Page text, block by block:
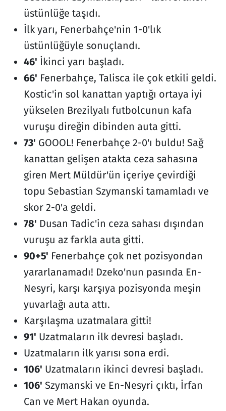
üstünlüğe taşıdı.
İlk yarı, Fenerbahçe'nin 1-0'lık
üstünlüğüyle sonuçlandı.
46' İkinci yarı başladı.
66' Fenerbahçe, Talisca ile çok etkili geldi.
Kostic'in sol kanattan yaptığı ortaya iyi
yükselen Brezilyalı futbolcunun kafa
vuruşu direğin dibinden auta gitti.
73' GOOOL! Fenerbahçe 2-0'ı buldu! Sağ
kanattan gelişen atakta ceza sahasına
giren Mert Müldür'ün içeriye çevirdiği
topu Sebastian Szymanski tamamladı ve
skor 2-0'a geldi.
78' Dusan Tadic'in ceza sahası dışından
vuruşu az farkla auta gitti.
90+5' Fenerbahçe çok net pozisyondan
yararlanamadı! Dzeko'nun pasında En-
Nesyri, karşı karşıya pozisyonda meşin
yuvarlağı auta attı.
Karşılaşma uzatmalara gitti!
91' Uzatmaların ilk devresi başladı.
Uzatmaların ilk yarısı sona erdi.
106' Uzatmaların ikinci devresi başladı.
106' Szymanski ve En-Nesyri çıktı, İrfan
Can ve Mert Hakan oyunda.